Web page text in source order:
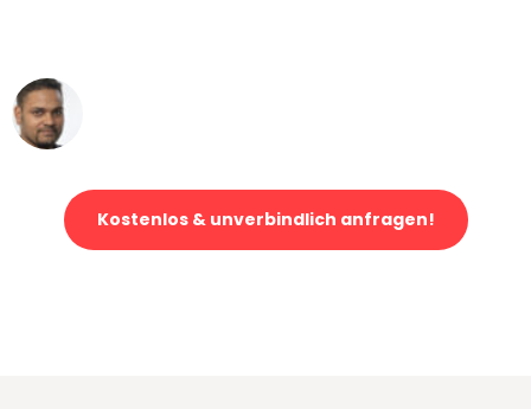
Kostenlos & unverbindlich anfragen!